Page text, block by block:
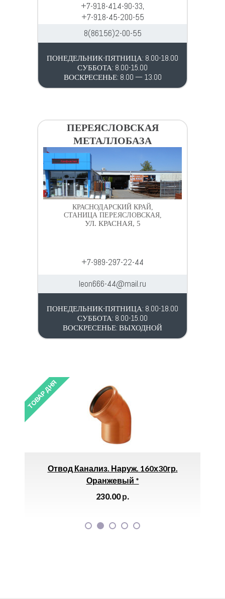
+7-918-414-90-33,
+7-918-45-200-55
8(86156)2-00-55
ПОНЕДЕЛЬНИК-ПЯТНИЦА: 8.00-18.00
СУББОТА: 8.00-15.00
ВОСКРЕСЕНЬЕ: 8.00 — 13.00
ПЕРЕЯСЛОВСКАЯ
МЕТАЛЛОБАЗА
КРАСНОДАРСКИЙ КРАЙ,
СТАНИЦА ПЕРЕЯСЛОВСКАЯ,
УЛ. КРАСНАЯ, 5
+7-989-297-22-44
leon666-44@mail.ru
ПОНЕДЕЛЬНИК-ПЯТНИЦА: 8.00-18.00
СУББОТА: 8.00-15.00
ВОСКРЕСЕНЬЕ: ВЫХОДНОЙ
ТОВАР ДНЯ
Отвод Канализ. Наруж. 160х30гр.
Оранжевый *
230.00р.